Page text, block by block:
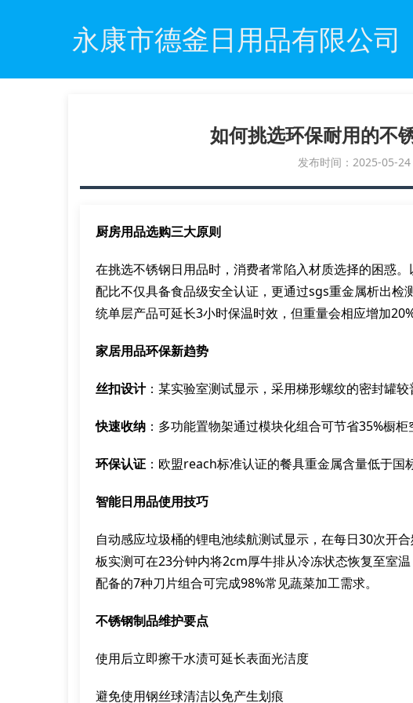
永康市德釜日用品有限公司
如何挑选环保耐用的不
发布时间：2025-05-
厨房用品选购三大原则
在挑选不锈钢日用品时，消费者常陷入材质选择的困惑
配比不仅具备食品级安全认证，更通过sgs重金属析出检
统单层产品可延长3小时保温时效，但重量会相应增加20%
家居用品环保新趋势
丝扣设计：某实验室测试显示，采用梯形螺纹的密封罐
快速收纳 ：多功能置物架通过模块化组合可节省35%橱柜
环保认证 ：欧盟reach标准认证的餐具重金属含量低于国
智能日用品使用技巧
自动感应垃圾桶的锂电池续航测试显示，在每日30次开
板实测可在23分钟内将2cm厚牛排从冷冻状态恢复至室
配备的7种刀片组合可完成98%常见蔬菜加工需求。
不锈钢制品维护要点
使用后立即擦干水渍可延长表面光洁度
避免使用钢丝球清洁以免产生划痕